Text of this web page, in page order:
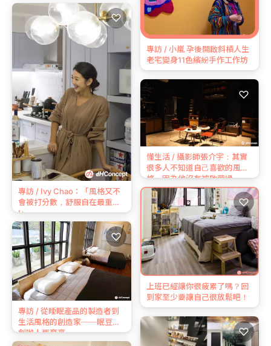
專訪 / Ivy Chao：「風格又不
會被打分數，舒服自在最重要
!」
♡
專訪 / 小嵐 孕後開啟斜槓人生
老宅變身11色繽紛手作工作坊
專訪 / 從睡眠產品的製造者到
生活風格的創造家──眠豆腐
創辦人張育豪
♡
懂生活 / 攝影師張介宇：其實
很多⼈不知道⾃⼰喜歡的風
格，因為他沒有被啟蒙過
♡
上班已經讓你很疲累了嗎？回
到家至少要讓自己很放鬆吧！
♡
♡